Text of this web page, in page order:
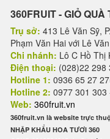
360FRUIT - GIỎ QUÀ
Trụ sở: 413 Lê Văn Sỹ,
Phạm Văn Hai với Lê
Chi nhánh: Lô C Hồ Thị
Điện thoại: (028)22 298
Hotline 1: 0936 65 27
Hotline 2: 0977 301 303
Web: 360fruit.vn
360fruit.vn là website trực
NHẬP KHẨU HOA TƯƠI 360